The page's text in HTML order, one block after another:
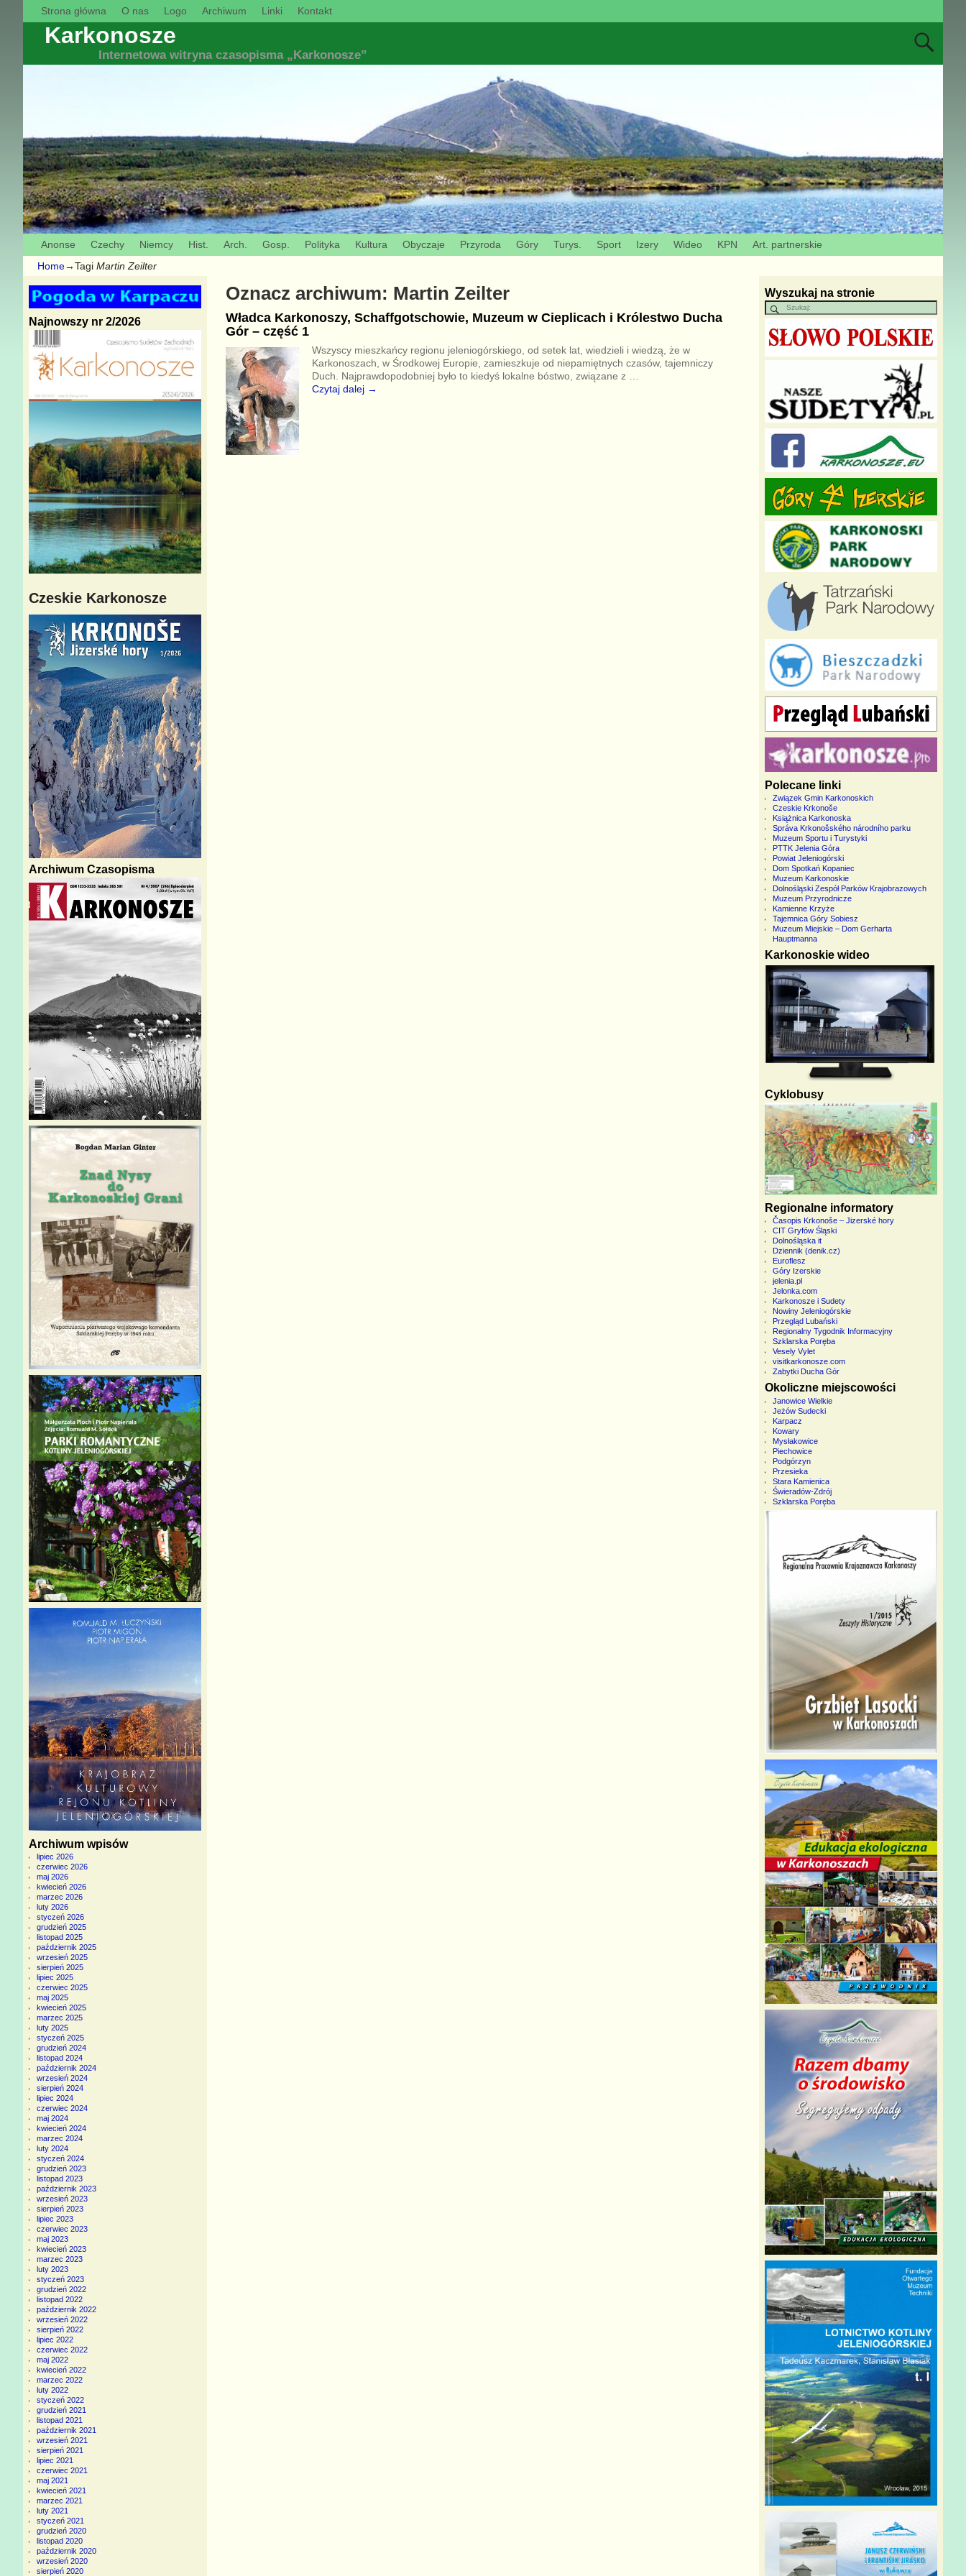
Strona główna O nas Logo Archiwum Linki Kontakt
Karkonosze
Internetowa witryna czasopisma „Karkonosze”
Anonse Czechy Niemcy Hist. Arch. Gosp. Polityka Kultura Obyczaje Przyroda Góry Turys. Sport Izery Wideo KPN
Art. partnerskie
Home→Tagi Martin Zeilter
Oznacz archiwum: Martin Zeilter
Władca Karkonoszy, Schaffgotschowie, Muzeum w Cieplicach i Królestwo Ducha
Gór – część 1
Wszyscy mieszkańcy regionu jeleniogórskiego, od setek lat, wiedzieli i wiedzą, że w
Karkonoszach, w Środkowej Europie, zamieszkuje od niepamiętnych czasów, tajemniczy
Duch. Najprawdopodobniej było to kiedyś lokalne bóstwo, związane z
Czytaj dalej →
Najnowszy nr 2/2026
Czeskie Karkonosze
Archiwum Czasopisma
Archiwum wpisów
lipiec 2026
czerwiec 2026
maj 2026
kwiecień 2026
marzec 2026
luty 2026
styczeń 2026
grudzień 2025
listopad 2025
październik 2025
wrzesień 2025
sierpień 2025
lipiec 2025
czerwiec 2025
maj 2025
kwiecień 2025
marzec 2025
luty 2025
styczeń 2025
grudzień 2024
listopad 2024
październik 2024
wrzesień 2024
sierpień 2024
lipiec 2024
czerwiec 2024
maj 2024
kwiecień 2024
marzec 2024
luty 2024
styczeń 2024
grudzień 2023
listopad 2023
październik 2023
wrzesień 2023
sierpień 2023
lipiec 2023
czerwiec 2023
maj 2023
kwiecień 2023
marzec 2023
luty 2023
styczeń 2023
grudzień 2022
listopad 2022
październik 2022
wrzesień 2022
sierpień 2022
lipiec 2022
czerwiec 2022
maj 2022
kwiecień 2022
marzec 2022
luty 2022
styczeń 2022
grudzień 2021
listopad 2021
październik 2021
wrzesień 2021
sierpień 2021
lipiec 2021
czerwiec 2021
maj 2021
kwiecień 2021
marzec 2021
luty 2021
styczeń 2021
grudzień 2020
listopad 2020
październik 2020
wrzesień 2020
sierpień 2020
Wyszukaj na stronie
Polecane linki
Związek Gmin Karkonoskich
Czeskie Krkonoše
Książnica Karkonoska
Správa Krkonošského národního parku
Muzeum Sportu i Turystyki
PTTK Jelenia Góra
Powiat Jeleniogórski
Dom Spotkań Kopaniec
Muzeum Karkonoskie
Dolnośląski Zespół Parków Krajobrazowych
Muzeum Przyrodnicze
Kamienne Krzyże
Tajemnica Góry Sobiesz
Muzeum Miejskie – Dom Gerharta
Hauptmanna
Karkonoskie wideo
Cyklobusy
Regionalne informatory
Časopis Krkonoše – Jizerské hory
CIT Gryfów Śląski
Dolnośląska it
Dziennik (denik.cz)
Euroflesz
Góry Izerskie
jelenia.pl
Jelonka.com
Karkonosze i Sudety
Nowiny Jeleniogórskie
Przegląd Lubański
Regionalny Tygodnik Informacyjny
Szklarska Poręba
Vesely Vylet
visitkarkonosze.com
Zabytki Ducha Gór
Okoliczne miejscowości
Janowice Wielkie
Jeżów Sudecki
Karpacz
Kowary
Mysłakowice
Piechowice
Podgórzyn
Przesieka
Stara Kamienica
Świeradów-Zdrój
Szklarska Poręba